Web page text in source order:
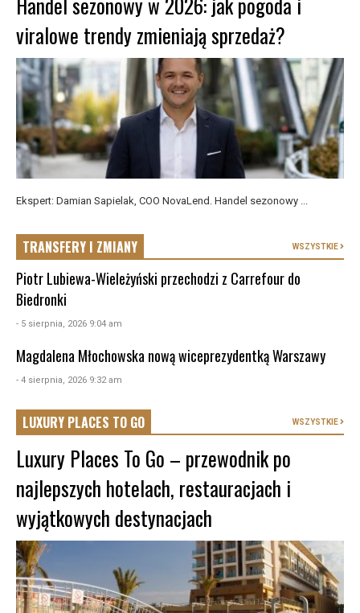
viralowe trendy zmieniają sprzedaż?
Ekspert: Damian Sapielak, COO NovaLend. Handel sezonowy ...
TRANSFERY I ZMIANY WSZYSTKIE
Piotr Lubiewa-Wieleżyński przechodzi z Carrefour do
Biedronki
- 5 sierpnia, 2026 9:04 am
Magdalena Młochowska nową wiceprezydentką Warszawy
- 4 sierpnia, 2026 9:32 am
LUXURY PLACES TO GO WSZYSTKIE
Luxury Places To Go – przewodnik po
najlepszych hotelach, restauracjach i
wyjątkowych destynacjach